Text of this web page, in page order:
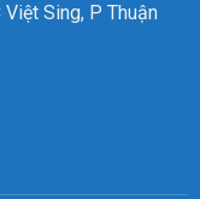
Sing, P Thuận